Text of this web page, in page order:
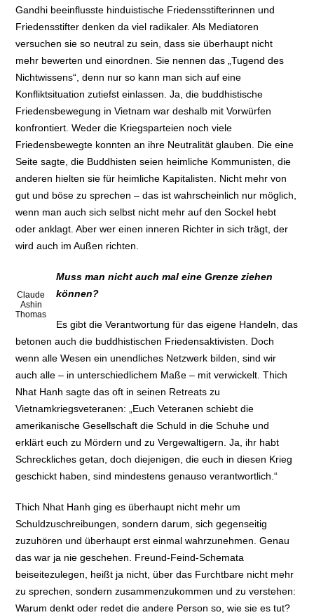
Gandhi beeinflusste hinduistische Friedensstifterinnen und
Friedensstifter denken da viel radikaler. Als Mediatoren
versuchen sie so neutral zu sein, dass sie überhaupt nicht
mehr bewerten und einordnen. Sie nennen das „Tugend des
Nichtwissens“, denn nur so kann man sich auf eine
Konfliktsituation zutiefst einlassen. Ja, die buddhistische
Friedensbewegung in Vietnam war deshalb mit Vorwürfen
konfrontiert. Weder die Kriegsparteien noch viele
Friedensbewegte konnten an ihre Neutralität glauben. Die eine
Seite sagte, die Buddhisten seien heimliche Kommunisten, die
anderen hielten sie für heimliche Kapitalisten. Nicht mehr von
gut und böse zu sprechen – das ist wahrscheinlich nur möglich,
wenn man auch sich selbst nicht mehr auf den Sockel hebt
oder anklagt. Aber wer einen inneren Richter in sich trägt, der
wird auch im Außen richten.
Claude
Ashin
Thomas
Muss man nicht auch mal eine Grenze ziehen
können?
Es gibt die Verantwortung für das eigene Handeln, das
betonen auch die buddhistischen Friedensaktivisten. Doch
wenn alle Wesen ein unendliches Netzwerk bilden, sind wir
auch alle – in unterschiedlichem Maße – mit verwickelt. Thich
Nhat Hanh sagte das oft in seinen Retreats zu
Vietnamkriegsveteranen: „Euch Veteranen schiebt die
amerikanische Gesellschaft die Schuld in die Schuhe und
erklärt euch zu Mördern und zu Vergewaltigern. Ja, ihr habt
Schreckliches getan, doch diejenigen, die euch in diesen Krieg
geschickt haben, sind mindestens genauso verantwortlich.“
Thich Nhat Hanh ging es überhaupt nicht mehr um
Schuldzuschreibungen, sondern darum, sich gegenseitig
zuzuhören und überhaupt erst einmal wahrzunehmen. Genau
das war ja nie geschehen. Freund-Feind-Schemata
beiseitezulegen, heißt ja nicht, über das Furchtbare nicht mehr
zu sprechen, sondern zusammenzukommen und zu verstehen:
Warum denkt oder redet die andere Person so, wie sie es tut?